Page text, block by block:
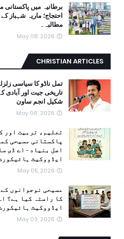
برطانیہ میں پاکستانی
احتجاج؛ ماریہ شہباز
مطالبہ۔
May 08, 2026
CHRISTIAN ARTICLES
تمل ناڈو کا سیاسی
تاریخی جیت اور آبادی
شکیل انجم ساون
May 06, 2026
تعلیم، تربیت اور
پاکستانی مسیحی
اصل بنیاد - اے ڈی
ایڈووکیٹ
May 05, 2026
مسیحی نوجوانوں
کا راستہ کیا ہے؟
ایڈووکیٹ
May 03, 2026